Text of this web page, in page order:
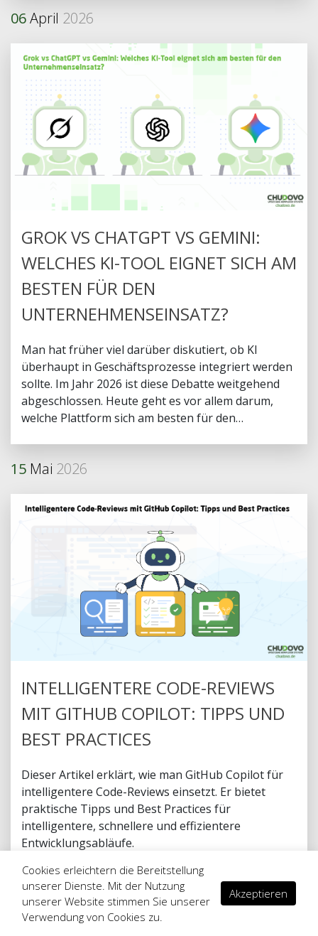
06April 2026
GROK VS CHATGPT VS GEMINI:
WELCHES KI-TOOL EIGNET SICH AM
BESTEN FÜR DEN
UNTERNEHMENSEINSATZ?
Man hat früher viel darüber diskutiert, ob KI
überhaupt in Geschäftsprozesse integriert werden
sollte. Im Jahr 2026 ist diese Debatte weitgehend
abgeschlossen. Heute geht es vor allem darum,
welche Plattform sich am besten für den
umfasst auch Richtlinien zur KI-Verwendung,
Compliance-Risiken und langfristige Kosten. In
häufigsten eingesetzten KI-Tools im
Unternehmensumfeld: ChatGPT (OpenAI), Gemini
(Google) und Grok (xAI).
15 Mai 2026
INTELLIGENTERE CODE-REVIEWS
MIT GITHUB COPILOT: TIPPS UND
BEST PRACTICES
Dieser Artikel erklärt, wie man GitHub Copilot für
intelligentere Code-Reviews einsetzt. Er bietet
praktische Tipps und Best Practices für
intelligentere, schnellere und effizientere
Entwicklungsabläufe.
Cookies erleichtern die Bereitstellung
unserer Dienste. Mit der Nutzung
unserer Website stimmen Sie unserer
Verwendung von Cookies zu.
Akzeptieren